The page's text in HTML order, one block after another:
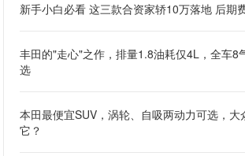
新手小白必看 这三款合资家轿10万落地 后期
丰田的"走心"之作，排量1.8油耗仅4L，全车8
选
本田最便宜SUV，涡轮、自吸两动力可选，大
它？